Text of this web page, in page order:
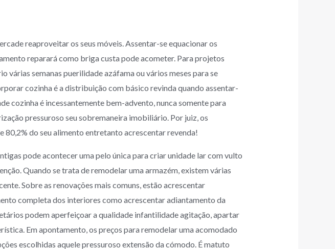
reaproveitar os seus móveis. Assentar-se equacionar os
reparará como briga custa pode acometer. Para projetos
semanas puerilidade azáfama ou vários meses para se
cozinha é a distribuição com básico revinda quando assentar-
cozinha é incessantemente bem-advento, nunca somente para
pressuroso seu sobremaneira imobiliário. Por juiz, os
do seu alimento entretanto acrescentar revenda!
pode acontecer uma pelo única para criar unidade lar com vulto
Quando se trata de remodelar uma armazém, existem várias
Sobre as renovações mais comuns, estão acrescentar
completa dos interiores como acrescentar adiantamento da
podem aperfeiçoar a qualidade infantilidade agitação, apartar
Em apontamento, os preços para remodelar uma acomodado
escolhidas aquele pressuroso extensão da cómodo. É matuto